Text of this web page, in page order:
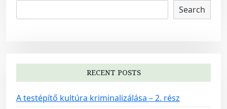
Search
RECENT POSTS
A testépítő kultúra kriminalizálása – 2. rész